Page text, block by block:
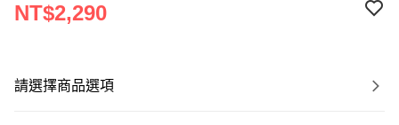
NT$2,290
請選擇商品選項